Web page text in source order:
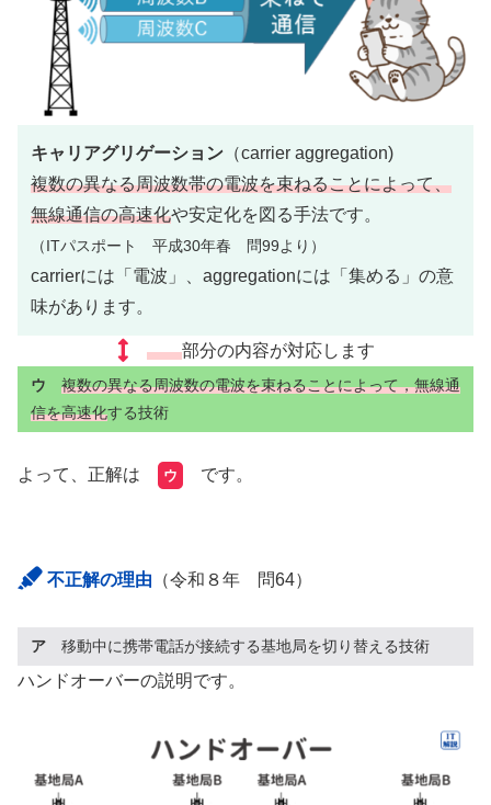
キャリアグリゲーション （carrier aggregation)
複数の異なる周波数帯の電波を束ねることによって、
無線通信の高速化や安定化を図る手法です。
（ITパスポート 平成30年春 問99より）
carrierには「電波」、aggregationには「集める」の意
味があります。
部分の内容が対応します
ウ
複数の異なる周波数の電波を束ねることによって，無線通
信を高速化する技術
よって、正解は ウ です。
不正解の理由 （令和８年 問64）
ア 移動中に携帯電話が接続する基地局を切り替える技術
ハンドオーバーの説明です。